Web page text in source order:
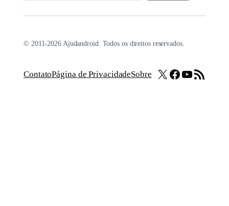
© 2011-2026 Ajudandroid. Todos os direitos reservados.
ContatoPágina de PrivacidadeSobre X Facebook
Youtube
Feed RSS